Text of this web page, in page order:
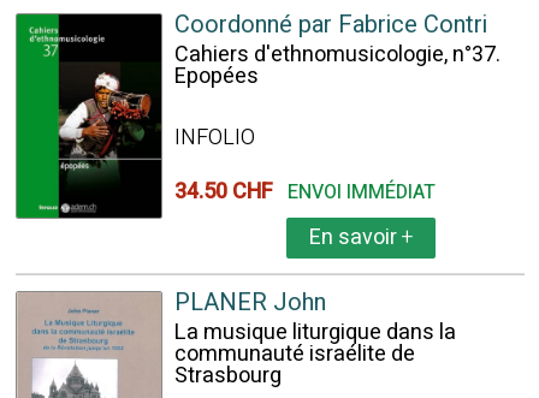
Coordonné par Fabrice Contri
Cahiers d'ethnomusicologie, n°37.
Epopées
INFOLIO
34.50 CHF ENVOI IMMÉDIAT
En savoir+
PLANER John
La musique liturgique dans la
communauté israélite de
Strasbourg